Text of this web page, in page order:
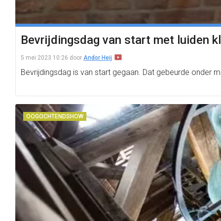
Bevrijdingsdag van start met luiden
5 mei 2023 10:26 door Andor Heij
Bevrijdingsdag is van start gegaan. Dat gebeurde onder
OOGOCHTENDSHOW